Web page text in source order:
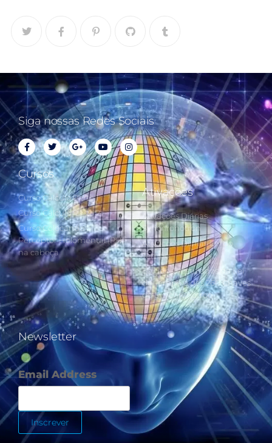
Siga nossas Redes Sociais
Cursos
Curso Cálculo Parte 1
Curso Cálculo Parte 2
Curso Colocando o
Perceptor Holomental (PH)
na cabeça
Ativações
Ativações Diárias
Synchronotron
Ativações Diárias Lei do
Tempo
Estudos Postulados da Lei
do Tempo e das 260 Chaves
do Synchronotron
Newsletter
Email Address